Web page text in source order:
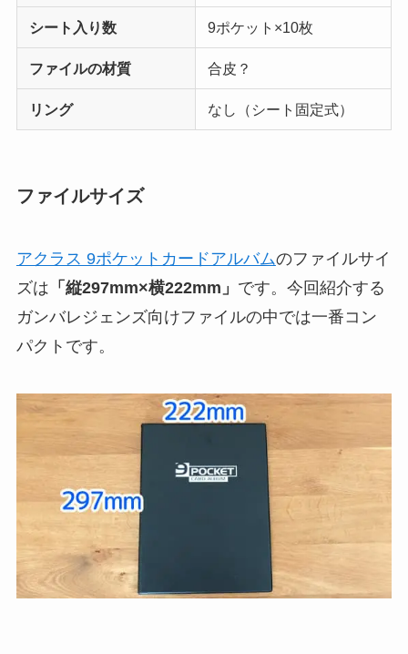
シート入り数 9ポケット×10枚
ファイルの材質 合皮？
リング なし（シート固定式）
ファイルサイズ
アクラス 9ポケットカードアルバムのファイルサイ
ズは 「縦297mm×横222mm」 です。今回紹介する
ガンバレジェンズ向けファイルの中では一番コン
パクトです。